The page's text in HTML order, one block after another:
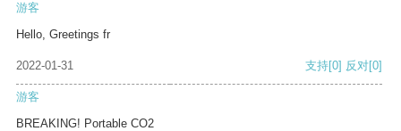
游客
Hello, Greetings fr
2022-01-31 支持[0] 反对[0]
游客
BREAKING! Portable CO2